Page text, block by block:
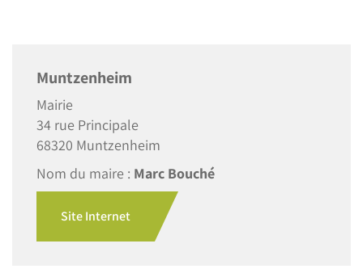
Muntzenheim
Mairie
34 rue Principale
68320 Muntzenheim
Nom du maire : Marc Bouché
Site Internet